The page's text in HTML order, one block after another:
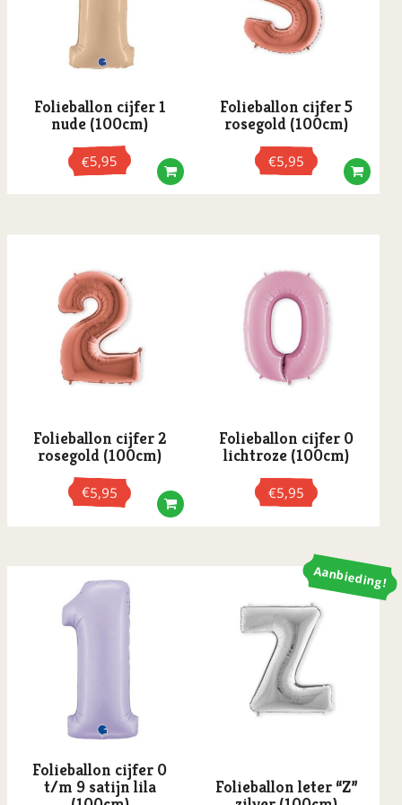
Folieballon cijfer 1
nude (100cm)
€5,95
Folieballon cijfer 5
rosegold (100cm)
€5,95
Folieballon cijfer 2
rosegold (100cm)
€5,95
Folieballon cijfer 0
lichtroze (100cm)
€5,95
variaties.
Folieballon cijfer 0
t/m 9 satijn lila
Aanbieding!
Folieballon leter “Z”